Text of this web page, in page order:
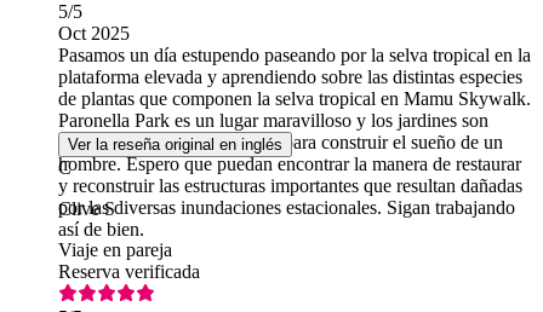
5/5
Oct 2025
Pasamos un día estupendo paseando por la selva tropical en la
plataforma elevada y aprendiendo sobre las distintas especies
de plantas que componen la selva tropical en Mamu Skywalk.
Paronella Park es un lugar maravilloso y los jardines son
magníficos, con tanto trabajo para construir el sueño de un
hombre. Espero que puedan encontrar la manera de restaurar
y reconstruir las estructuras importantes que resultan dañadas
por las diversas inundaciones estacionales. Sigan trabajando
así de bien.
Ver la reseña original en inglés
C
Clive S
Viaje en pareja
Reserva verificada